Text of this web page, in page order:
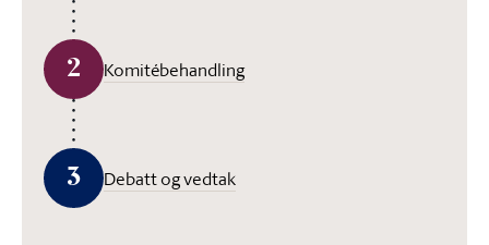
2 Komitébehandling
3 Debatt og vedtak